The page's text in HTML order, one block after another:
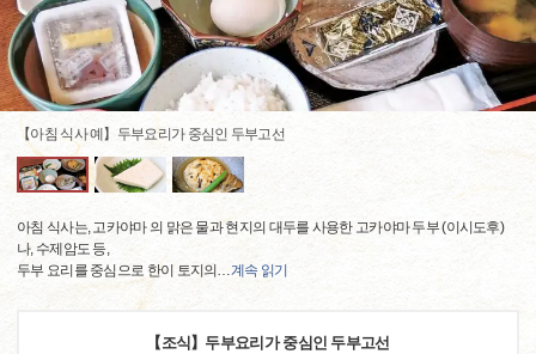
【아침 식사 예】두부요리가 중심인 두부고선
아침 식사는, 고카야마 의 맑은 물과 현지의 대두를 사용한 고카야마 두부 (이시도후)
나, 수제암도 등,
두부 요리를 중심으로 한이 토지의 …계속 읽기
【조식】두부요리가 중심인 두부고선